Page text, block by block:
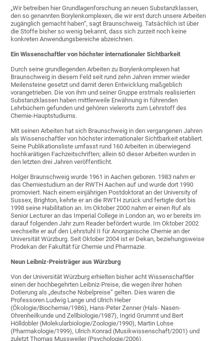
„Wir betreiben hier Grundlagenforschung an neuen Substanzklassen,
den so genannten Borylenkomplexen, die wir erst durch unsere Arbeiten
zugänglich gemacht haben“, sagt Braunschweig. Tatsächlich ist über
die Stoffe bisher so wenig bekannt, dass sich zurzeit noch keine
konkreten Anwendungsbereiche abzeichnen.
Ein Wissenschaftler von höchster internationaler Sichtbarkeit
Durch seine grundlegenden Arbeiten zu Borylenkomplexen hat
Braunschweig in diesem Feld seit rund zehn Jahren immer wieder
Meilensteine gesetzt und damit deren Entwicklung maßgeblich
vorangetrieben. Die von ihm und seiner Gruppe erstmals realisierten
Substanzklassen haben mittlerweile Erwähnung in führenden
Lehrbüchern gefunden und gehören vielerorts zum Lehrstoff des
Chemie-Hauptstudiums.
Mit seinen Arbeiten hat sich Braunschweig in den vergangenen Jahren
als Wissenschaftler von höchster internationaler Sichtbarkeit etabliert.
Seine Publikationsliste umfasst rund 160 Arbeiten in überwiegend
hochkarätigen Fachzeitschriften; allein 60 dieser Arbeiten wurden in
den letzten drei Jahren veröffentlicht.
Holger Braunschweig wurde 1961 in Aachen geboren. 1983 nahm er
das Chemiestudium an der RWTH Aachen auf und wurde dort 1990
promoviert. Nach einem einjährigen Postdoktorat an der University of
Sussex, Brighton, kehrte er an die RWTH zurück und fertigte dort bis
1998 seine Habilitation an. Im Oktober 2000 nahm er einen Ruf als
Senior Lecturer an das Imperial College in London an, wo er bereits im
darauf folgenden Jahr zum Reader befördert wurde. Im Oktober 2002
wechselte er auf den Lehrstuhl II für Anorganische Chemie an der
Universität Würzburg. Seit Oktober 2004 ist er Dekan, beziehungsweise
Prodekan der Fakultät für Chemie und Pharmazie.
Neun Leibniz-Preisträger aus Würzburg
Von der Universität Würzburg erhielten bisher acht Wissenschaftler
einen der hochbegehrten Leibniz-Preise, die wegen ihrer hohen
Dotierung als „deutsche Nobelpreise“ gelten. Dies waren die
Professoren Ludwig Lange und Ulrich Heber
(Ökologie/Biochemie/1986), Hans-Peter Zenner (Hals- Nasen-
Ohrenheilkunde und Zellbiologie/1987), Ingrid Grummt und Bert
Hölldobler (Molekularbiologie/Zoologie/1990), Martin Lohse
(Pharmakologie/1999), Ulrich Konrad (Musikwissenschaft/2001) und
zuletzt Thomas Mussweiler (Psychologie/2006).